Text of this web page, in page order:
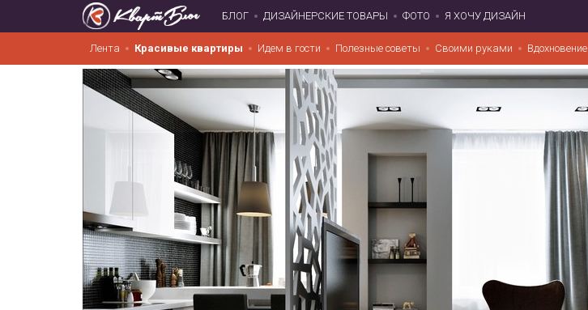
БЛОГ ДИЗАЙНЕРСКИЕ ТОВАРЫ ФОТО Я ХОЧУ ДИЗАЙН
Лента Красивые квартиры Идем в гости Полезные советы Своими руками Вдохновение